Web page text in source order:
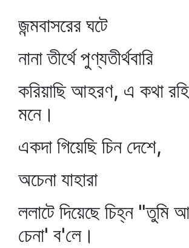
জন্মবাসরের ঘটে
নানা তীর্থে পুণ্যতীর্থবারি
করিয়াছি আহরণ, এ কথা
মনে।
একদা গিয়েছি চিন দেশে,
অচেনা যাহারা
ললাটে দিয়েছে চিহ্ন "তুমি
চেনা' ব'লে।